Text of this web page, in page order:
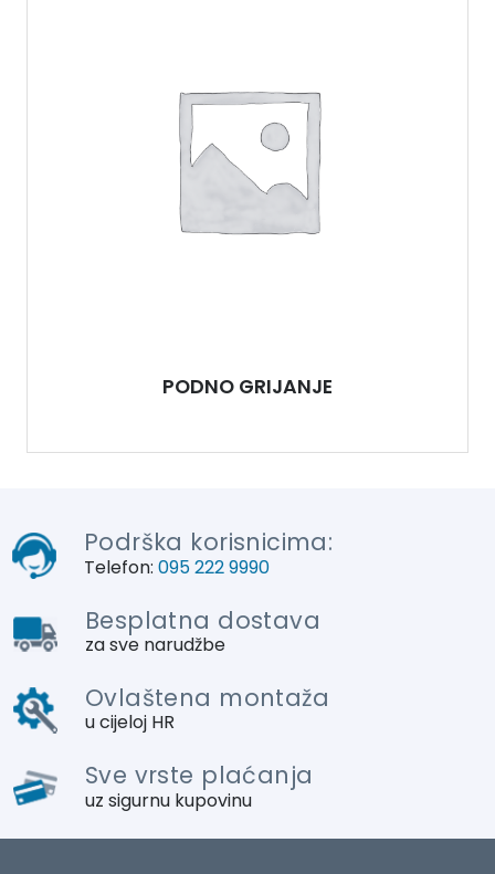
PODNO GRIJANJE
Podrška korisnicima:
Telefon: 095 222 9990
Besplatna dostava
za sve narudžbe
Ovlaštena montaža
u cijeloj HR
Sve vrste plaćanja
uz sigurnu kupovinu